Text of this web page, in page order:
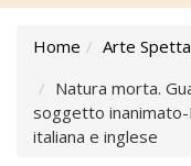
Home Arte
Natura morta.
soggetto
italiana e inglese